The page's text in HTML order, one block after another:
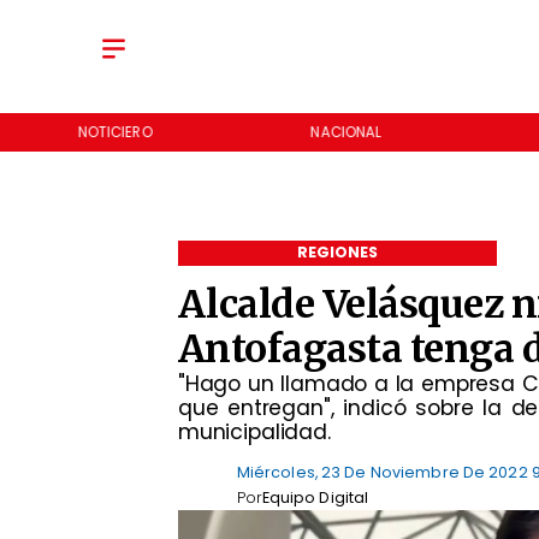
NOTICIERO NACIONAL
Alcalde Velásquez
Antofagasta tenga
"Hago un llamado a la empresa
que entregan", indicó sobre la
municipalidad.
REGIONES
Miércoles, 23 De Noviembre De 2022
Equipo Digital
Por